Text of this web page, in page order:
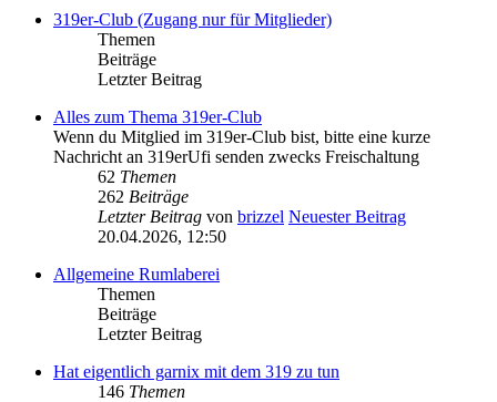
319er-Club (Zugang nur für Mitglieder)
Themen
Beiträge
Letzter Beitrag
Alles zum Thema 319er-Club
Wenn du Mitglied im 319er-Club bist, bitte eine kurze
Nachricht an 319erUfi senden zwecks Freischaltung
62 Themen
262 Beiträge
Letzter Beitrag von brizzel Neuester Beitrag
20.04.2026, 12:50
Allgemeine Rumlaberei
Themen
Beiträge
Letzter Beitrag
Hat eigentlich garnix mit dem 319 zu tun
146 Themen